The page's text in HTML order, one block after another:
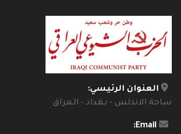
العنوان الرئيسي:
ساحة الاندلس - بغداد - العراق
Email: